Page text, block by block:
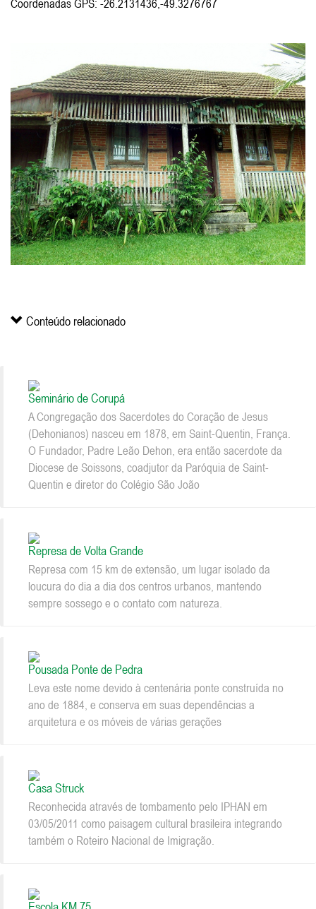
Coordenadas GPS: -26.2131436,-49.3276767
Conteúdo relacionado
Seminário de Corupá
A Congregação dos Sacerdotes do Coração de Jesus
(Dehonianos) nasceu em 1878, em Saint-Quentin, França.
O Fundador, Padre Leão Dehon, era então sacerdote da
Diocese de Soissons, coadjutor da Paróquia de Saint-
Quentin e diretor do Colégio São João
Represa de Volta Grande
Represa com 15 km de extensão, um lugar isolado da
loucura do dia a dia dos centros urbanos, mantendo
sempre sossego e o contato com natureza.
Pousada Ponte de Pedra
Leva este nome devido à centenária ponte construída no
ano de 1884, e conserva em suas dependências a
arquitetura e os móveis de várias gerações
Casa Struck
Reconhecida através de tombamento pelo IPHAN em
03/05/2011 como paisagem cultural brasileira integrando
também o Roteiro Nacional de Imigração.